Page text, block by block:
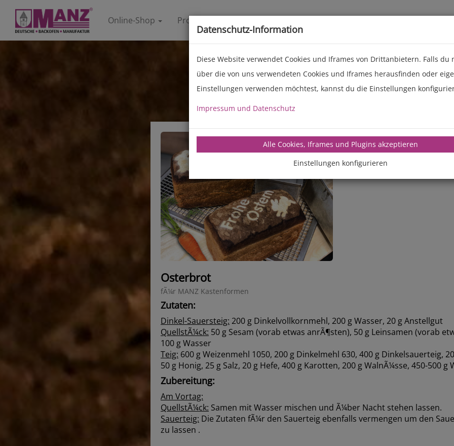
Online-Shop Produkte
manz-
Osterbrot
fÃ¼r MANZ Kastenformen
Zutaten:
Dinkel-Sauersteig: 200 g Dinkelvollkornmehl, 200 g Wasser, 20 g Anstellgut
QuellstÃ¼ck: 50 g Sesam (vorab etwas anrÃ¶sten), 50 g Leinsamen (vorab
100 g Wasser
Teig: 600 g Weizenmehl 1050, 200 g Dinkelmehl 630, 400 g Dinkelsauerteig,
50 g Honig, 25 g Salz, 20 g Hefe, 400 g Karotten, 200 g WalnÃ¼sse, 450-500 g
Zubereitung:
Am Vortag:
QuellstÃ¼ck: Samen mit Wasser mischen und Ã¼ber Nacht stehen lassen.
Sauerteig: Die Zutaten fÃ¼r den Sauerteig ebenfalls vermengen um den
zu lassen .
Datenschutz-Information
Diese Website verwendet Cookies und Iframes von Drittanbietern. Falls du
über die von uns verwendeten Cookies und Iframes herausfinden oder
Einstellungen verwenden möchtest, kannst du die Einstellungen
Impressum und Datenschutz
Alle Cookies, Iframes und Plugins akzeptieren
Einstellungen konfigurieren